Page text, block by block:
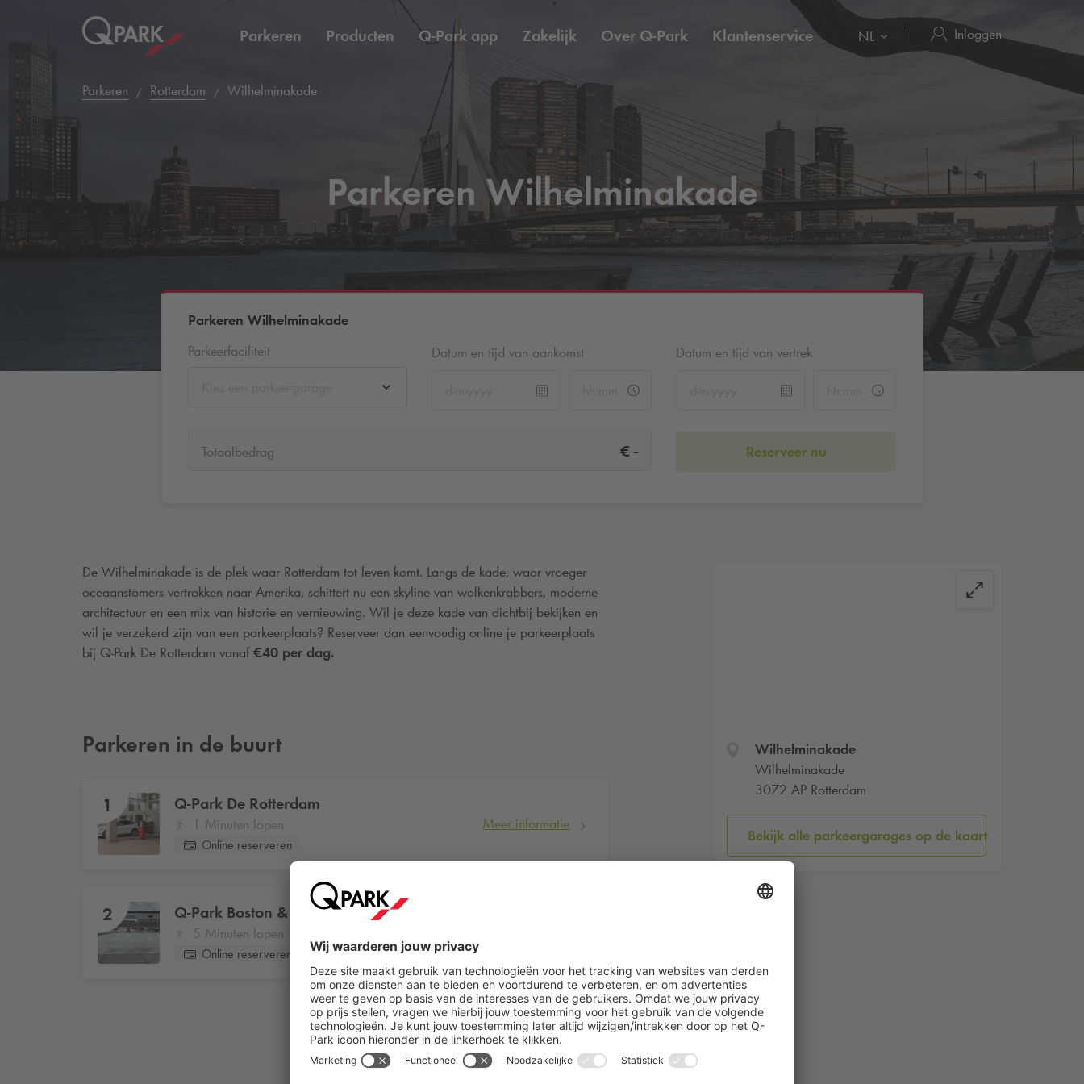
Parkeren Producten Q-Park app Zakelijk Over Q-Park Klantenservice NL Inloggen
Parkeren Rotterdam Wilhelminakade
Parkeren Wilhelminakade
Parkeren Wilhelminakade
Parkeerfaciliteit
Datum en tijd van aankomst Datum en tijd van vertrek
Totaalbedrag € - Reserveer nu
Wilhelminakade
Wilhelminakade
3072 AP Rotterdam
Bekijk alle parkeergarages op de kaart
De Wilhelminakade is de plek waar Rotterdam tot leven komt. Langs de kade, waar vroeger
oceaanstomers vertrokken naar Amerika, schittert nu een skyline van wolkenkrabbers, moderne
architectuur en een mix van historie en vernieuwing. Wil je deze kade van dichtbij bekijken en
wil je verzekerd zijn van een parkeerplaats? Reserveer dan eenvoudig online je parkeerplaats
bij Q-Park De Rotterdam vanaf€40 per dag.
Parkeren in de buurt
1 Q-Park De Rotterdam
1 Minuten lopen
Online reserveren
Meer informatie
2 Q-Park Boston & Seattle Terrein
5 Minuten lopen
Online reserveren